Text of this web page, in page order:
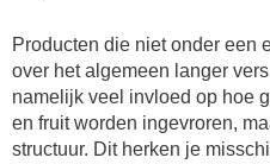
Producten die niet onder een
over het algemeen langer
namelijk veel invloed op hoe
en fruit worden ingevroren,
structuur. Dit herken je